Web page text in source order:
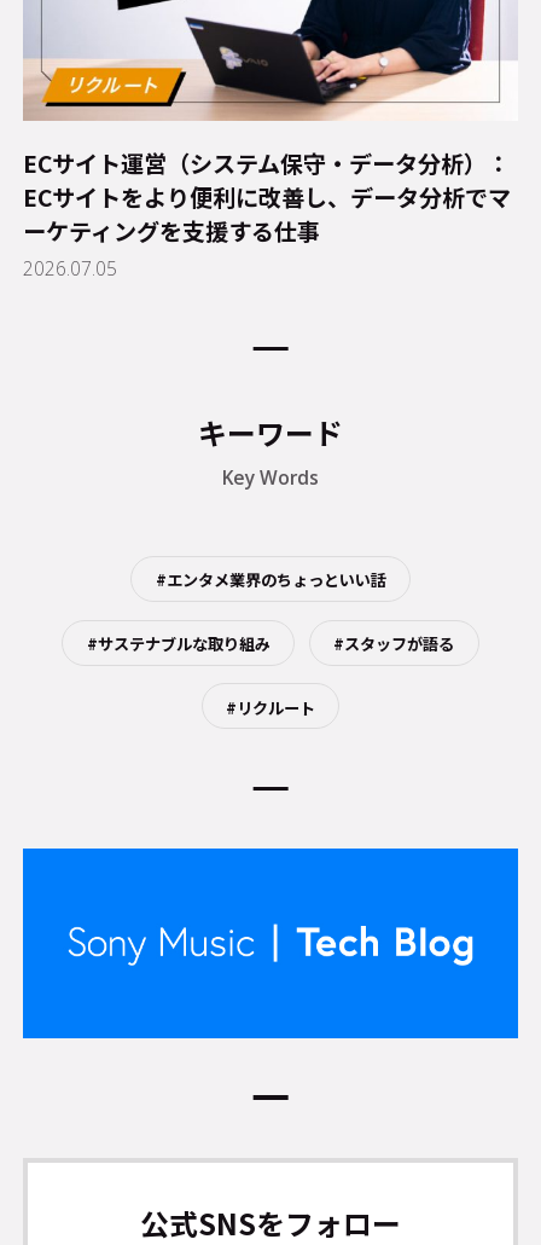
ECサイト運営（システム保守・データ分析）：
ECサイトをより便利に改善し、データ分析でマ
ーケティングを支援する仕事
2026.07.05
キーワード
Key Words
#エンタメ業界のちょっといい話
#サステナブルな取り組み #スタッフが語る
#リクルート
公式SNSをフォロー